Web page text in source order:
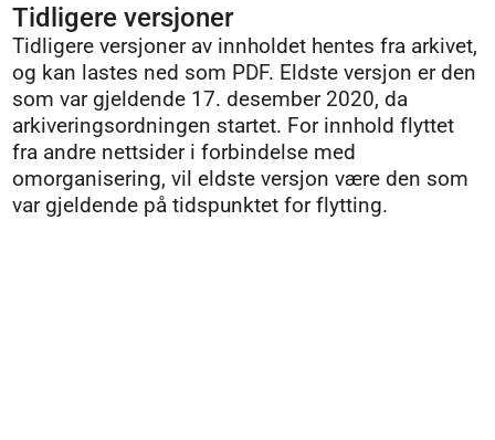
Tidligere versjoner
Tidligere versjoner av innholdet hentes fra arkivet,
og kan lastes ned som PDF. Eldste versjon er den
som var gjeldende 17. desember 2020, da
arkiveringsordningen startet. For innhold flyttet
fra andre nettsider i forbindelse med
omorganisering, vil eldste versjon være den som
var gjeldende på tidspunktet for flytting.